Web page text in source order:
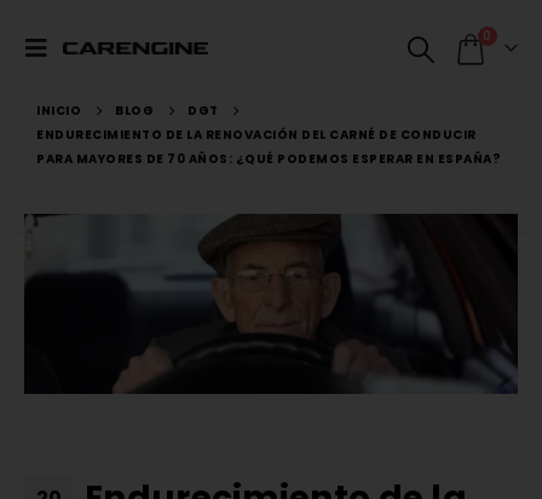
0
INICIO BLOG
DGT
ENDURECIMIENTO DE LA RENOVACIÓN DEL CARNÉ DE CONDUCIR
PARA MAYORES DE 70 AÑOS: ¿QUÉ PODEMOS ESPERAR EN ESPAÑA?